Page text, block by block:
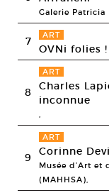
Galerie Patricia
7 ART
OVNi folies
8
ART
Charles
inconnue
,
9
ART
Corinne
Musée d’Art et
(MAHHSA),